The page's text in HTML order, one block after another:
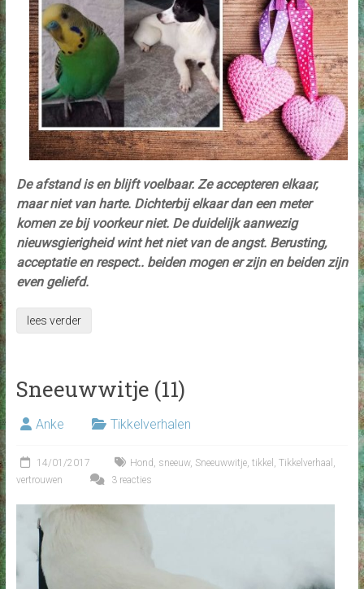
De afstand is en blijft voelbaar. Ze accepteren elkaar,
maar niet van harte. Dichterbij elkaar dan een meter
komen ze bij voorkeur niet. De duidelijk aanwezig
nieuwsgierigheid wint het niet van de angst. Berusting,
acceptatie en respect.. beiden mogen er zijn en beiden zijn
even geliefd.
lees verder
Sneeuwwitje (11)
Anke Tikkelverhalen
14/01/2017 Hond sneeuw, Sneeuwwitje, tikkel Tikkelverhaal
vertrouwen
3 reacties